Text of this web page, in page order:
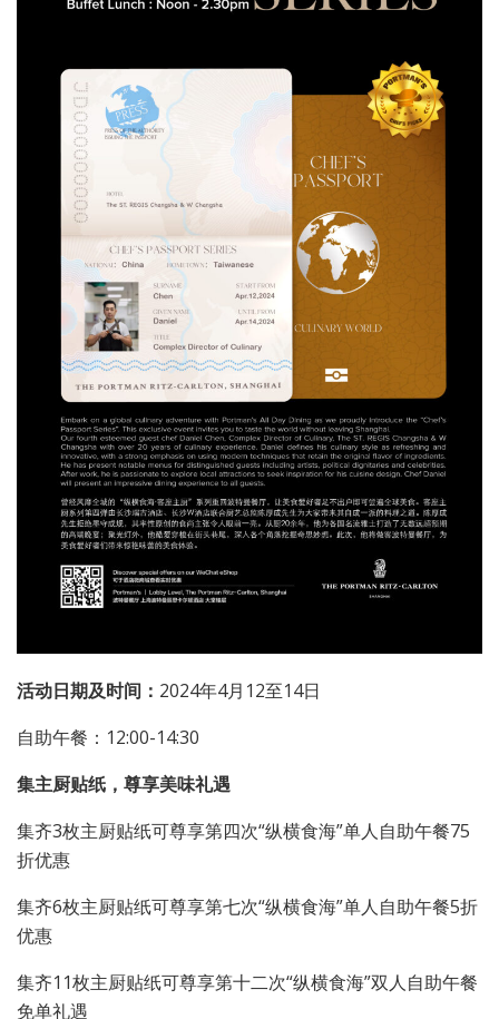
活动日期及时间： 2024年4月12至14日
自助午餐：12:00-14:30
集主厨贴纸，尊享美味礼遇
集齐3枚主厨贴纸可尊享第四次“纵横食海”单人自助午餐75
折优惠
集齐6枚主厨贴纸可尊享第七次“纵横食海”单人自助午餐5折
优惠
集齐11枚主厨贴纸可尊享第十二次“纵横食海”双人自助午餐
免单礼遇